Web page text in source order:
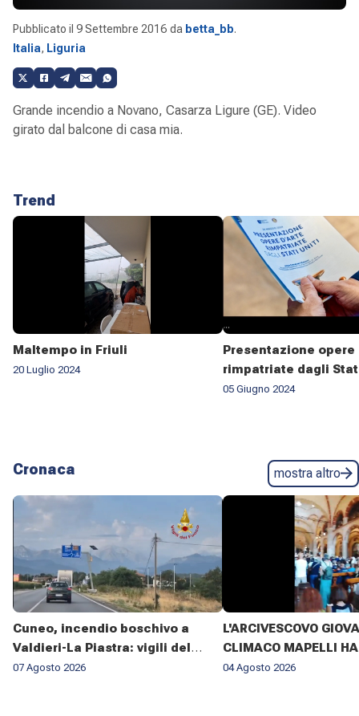
Pubblicato il 9 Settembre 2016 da betta_bb.
Italia, Liguria
Grande incendio a Novano, Casarza Ligure (GE). Video
girato dal balcone di casa mia.
Trend
Maltempo in Friuli
20 Luglio 2024
Presentazione opere
rimpatriate dagli
05 Giugno 2024
Cronaca mostra altro
Cuneo, incendio boschivo a
Valdieri-La Piastra: vigili del
fuoco al lavoro da sette giorni
07 Agosto 2026
L'ARCIVESCOVO
CLIMACO MAPELLI HA
PRESENZIATO AL
04 Agosto 2026